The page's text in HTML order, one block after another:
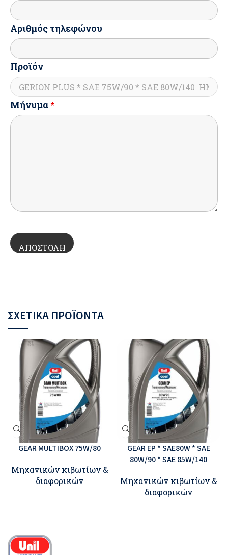
Αριθμός τηλεφώνου
Προϊόν
Μήνυμα *
ΣΧΕΤΙΚΆ ΠΡΟΪΌΝΤΑ
GEAR MULTIBOX 75W/80
Μηχανικών κιβωτίων &
διαφορικών
GEAR EP * SAE80W * SAE
80W/90 * SAE 85W/140
Μηχανικών κιβωτίων &
διαφορικών